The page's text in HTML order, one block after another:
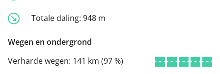
Totale daling: 948 m
Wegen en ondergrond
Verharde wegen: 141 km (97 %)